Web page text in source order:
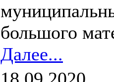
большого
Далее...